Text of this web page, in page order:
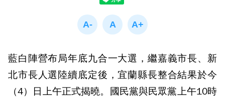
藍白陣營布局年底九合一大選，繼嘉義市長、新
北市長人選陸續底定後，宜蘭縣長整合結果於今
（4）日上午正式揭曉。國民黨與民眾黨上午10時